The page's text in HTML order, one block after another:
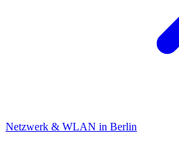
Netzwerk & WLAN in Berlin